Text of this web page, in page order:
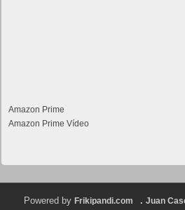
Amazon Prime
Amazon Prime Vídeo
Powered by Frikipandi.com . Juan